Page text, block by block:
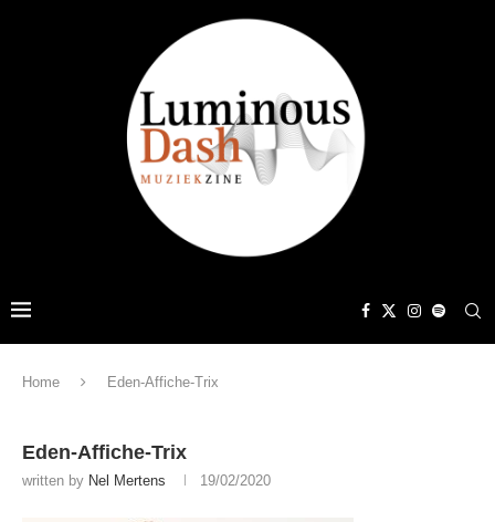
Home Eden-Affiche-Trix
Eden-Affiche-Trix
written by Nel Mertens 19/02/2020